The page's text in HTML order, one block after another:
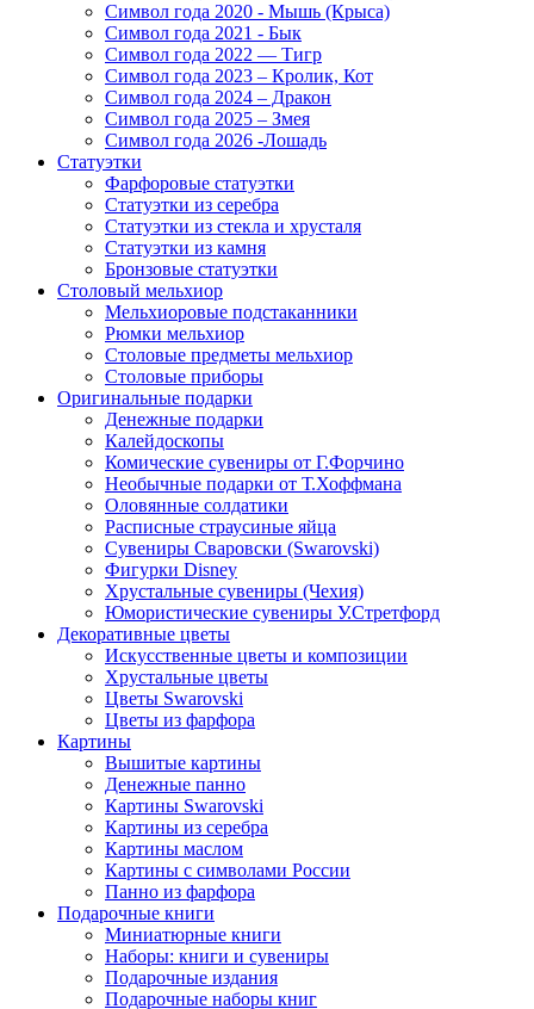
Символ года 2020 - Мышь (Крыса)
Символ года 2021 - Бык
Символ года 2022 — Тигр
Символ года 2023 – Кролик, Кот
Символ года 2024 – Дракон
Символ года 2025 – Змея
Символ года 2026 -Лошадь
Статуэтки
Фарфоровые статуэтки
Статуэтки из серебра
Статуэтки из стекла и хрусталя
Статуэтки из камня
Бронзовые статуэтки
Столовый мельхиор
Мельхиоровые подстаканники
Рюмки мельхиор
Столовые предметы мельхиор
Столовые приборы
Оригинальные подарки
Денежные подарки
Калейдоскопы
Комические сувениры от Г.Форчино
Необычные подарки от Т.Хоффмана
Оловянные солдатики
Расписные страусиные яйца
Сувениры Сваровски (Swarovski)
Фигурки Disney
Хрустальные сувениры (Чехия)
Юмористические сувениры У.Стретфорд
Декоративные цветы
Искусственные цветы и композиции
Хрустальные цветы
Цветы Swarovski
Цветы из фарфора
Картины
Вышитые картины
Денежные панно
Картины Swarovski
Картины из серебра
Картины маслом
Картины с символами России
Панно из фарфора
Подарочные книги
Миниатюрные книги
Наборы: книги и сувениры
Подарочные издания
Подарочные наборы книг